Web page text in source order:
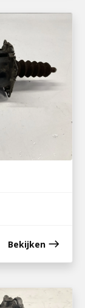
EURO5
Bekijken east